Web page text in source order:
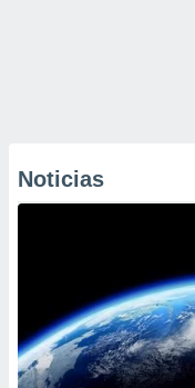
Noticias